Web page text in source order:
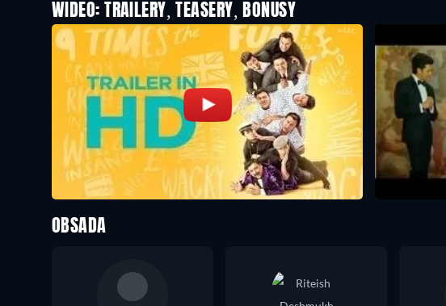
WIDEO: TRAILERY, TEASERY, BONUSY
OBSADA